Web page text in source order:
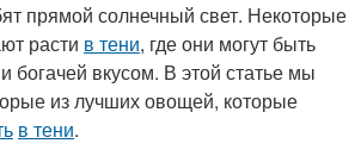
прямой солнечный свет. Некоторые
расти в тени, где они могут быть
богачей вкусом. В этой статье мы
из лучших овощей, которые
в тени.